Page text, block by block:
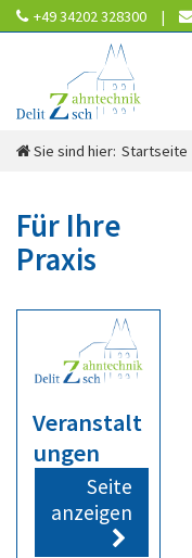
+49 34202 328300
Mo - Do:
Sie sind hier: Startseite
Für Ihre
Praxis
Veranstalt
ungen
Seite
anzeigen